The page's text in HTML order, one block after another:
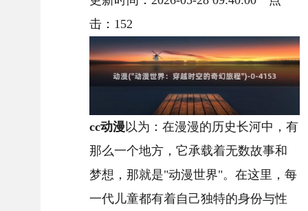
击： 152
cc动漫 以为：在漫漫的历史长河中，有
那么一个地方，它承载着无数故事和
梦想，那就是"动漫世界"。在这里，每
一代儿童都有着自己独特的身份与性